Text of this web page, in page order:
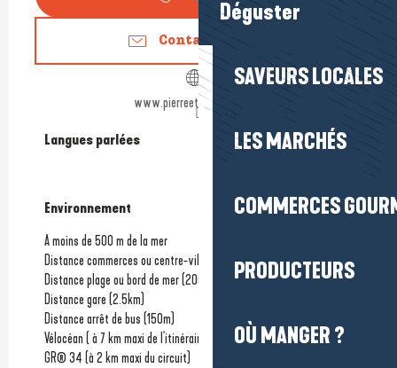
Déguster
SAVEURS LOCALES
LES MARCHÉS
COMMERCES
PRODUCTEURS
OÙ MANGER ?
Contactez-nous
www.pierreetvacances.com
Langues parlées
Langues parlées
Environnement
Environnement
A moins de 500 m de la mer
Distance commerces ou centre-ville
Distance plage ou bord de mer (200m)
Distance gare (2.5km)
Distance arrêt de bus (150m)
Vélocéan ( à 7 km maxi de l'itinéraire)
GR® 34 (à 2 km maxi du circuit)